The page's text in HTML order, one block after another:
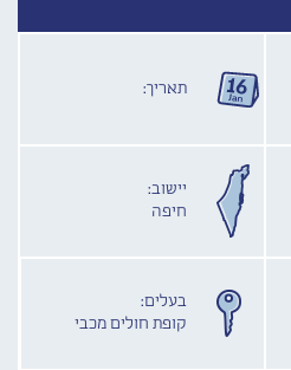
תאריך:
יישוב:
חיפה
בעלים:
קופת חולים מכבי